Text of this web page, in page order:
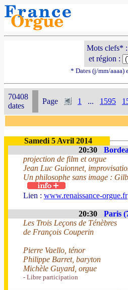
Mots clefs* :
et région :
* Dates (j/mm/aaaa)
70408
dates
Page 1 ... 1595
Samedi 5 Avril 2014
20:30
projection de film et orgue
Jean Luc Guionnet,
Un philosophe sans image :
Lien : www.renaissance-orgue.fr
20:30 Paris
Les Trois Leçons de Ténèbres
de François Couperin
Pierre Vaello, ténor
Philippe Barret, baryton
Michèle Guyard, orgue
- Libre participation